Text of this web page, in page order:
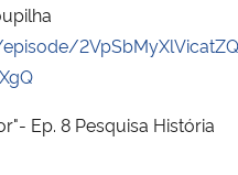
Ep. 8 Pesquisa História